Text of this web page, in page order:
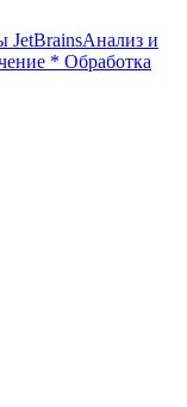
JetBrainsАнализ и
* Обработка